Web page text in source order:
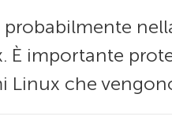
probabilmente
È importante
Linux che